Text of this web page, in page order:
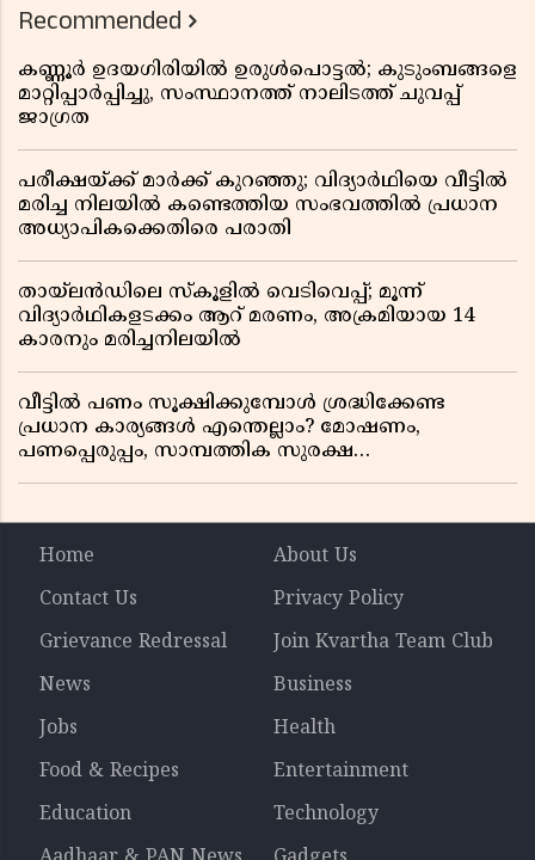
Recommended
കണ്ണൂർ ഉദയഗിരിയിൽ ഉരുൾപൊട്ടൽ; കുടുംബങ്ങളെ
മാറ്റിപ്പാർപ്പിച്ചു, സംസ്ഥാനത്ത് നാലിടത്ത് ചുവപ്പ്
ജാഗ്രത
പരീക്ഷയ്ക്ക് മാർക്ക് കുറഞ്ഞു; വിദ്യാർഥിയെ വീട്ടിൽ
മരിച്ച നിലയിൽ കണ്ടെത്തിയ സംഭവത്തിൽ പ്രധാന
അധ്യാപികക്കെതിരെ പരാതി
തായ്‌ലൻഡിലെ സ്‌കൂളിൽ വെടിവെപ്പ്; മൂന്ന്
വിദ്യാർഥികളടക്കം ആറ് മരണം, അക്രമിയായ 14
കാരനും മരിച്ചനിലയിൽ
വീട്ടിൽ പണം സൂക്ഷിക്കുമ്പോൾ ശ്രദ്ധിക്കേണ്ട
പ്രധാന കാര്യങ്ങൾ എന്തെല്ലാം? മോഷണം,
പണപ്പെരുപ്പം, സാമ്പത്തിക സുരക്ഷ
Home
About Us
Contact Us
Privacy Policy
Grievance Redressal
Join Kvartha Team Club
News
Business
Jobs
Health
Food & Recipes
Entertainment
Education
Technology